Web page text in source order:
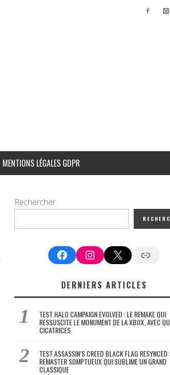
MENTIONS LÉGALES GDPR
Rechercher
FacebookInstagram
X Google News
DERNIERS ARTICLES
TEST HALO CAMPAIGN EVOLVED : LE REMAKE QUI
RESSUSCITE LE MONUMENT DE LA XBOX, AVEC
CICATRICES
TEST ASSASSIN’S CREED BLACK FLAG RESYNCED
REMASTER SOMPTUEUX QUI SUBLIME UN GRAND
CLASSIQUE